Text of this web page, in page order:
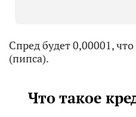
Спред будет 0,00001,
(пипса).
Что такое